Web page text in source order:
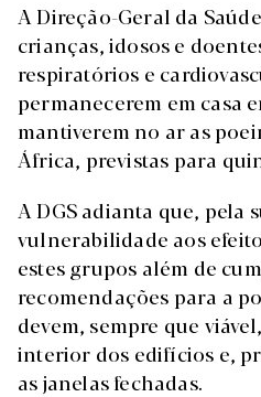
A Direção-Geral da
crianças, idosos e
respiratórios e
permanecerem em casa
mantiverem no ar as
África, previstas para
A DGS adianta que, pela
vulnerabilidade aos
estes grupos além de
recomendações para a
devem, sempre que
interior dos edifícios e,
as janelas fechadas.